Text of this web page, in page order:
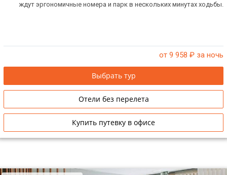
ждут эргономичные номера и парк в нескольких минутах ходьбы.
от 9 958 ₽ за ночь
Выбрать тур
Отели без перелета
Купить путевку в офисе